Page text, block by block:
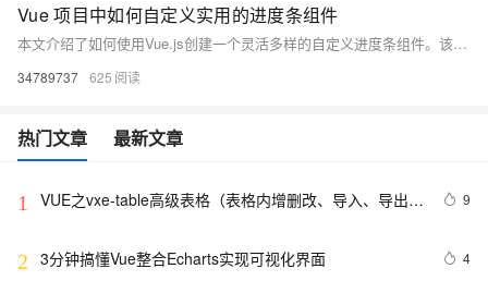
Vue 项目中如何自定义实用的进度条组件
本文介绍了如何使用Vue.js创建一个灵活多样的自定义进度条组件。该组件可接受进度段数据数组作为输入，动态渲染进度段，支持动画效果和内容展示。当进度超出总长时，超出部分将以红色填充。文章详细描述了组件的设计目标、实现步骤（包括props定义、宽度计算、模板渲染、动画处理及超出部分的显示），并提供了使用示例。通过此组件，开发者可根据项目需求灵活展示进度情况，优化用户体验。资源地址：[https://pan.quark.cn/s/35324205c62b](https://pan.quark.cn/s/35324205c62b)。
34789737 625
热门文章 最新文章
1
VUE之vxe-table高级表格（表格内增删改、导入、导出、
9
2 3分钟搞懂Vue整合Echarts实现可视化界面 4